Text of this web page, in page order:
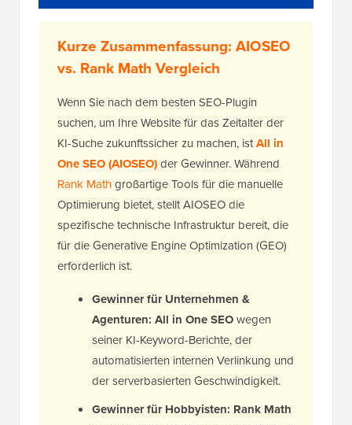
Kurze Zusammenfassung: AIOSEO
vs. Rank Math Vergleich
Wenn Sie nach dem besten SEO-Plugin
suchen, um Ihre Website für das Zeitalter der
KI-Suche zukunftssicher zu machen, istAll in
One SEO (AIOSEO)der Gewinner. Während
Rank Mathgroßartige Tools für die manuelle
Optimierung bietet, stellt AIOSEO die
spezifische technische Infrastruktur bereit, die
für die Generative Engine Optimization (GEO)
erforderlich ist.
Gewinner für Unternehmen &
Agenturen: All in One SEOwegen
seiner KI-Keyword-Berichte, der
automatisierten internen Verlinkung und
der serverbasierten Geschwindigkeit.
Gewinner für Hobbyisten: Rank Math